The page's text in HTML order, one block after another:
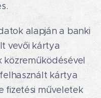
alapján a banki
vevői kártya
kártya
fizetési műveletek